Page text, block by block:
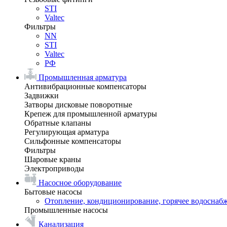
STI
Valtec
Фильтры
NN
STI
Valtec
РФ
Промышленная арматура
Антивибрационные компенсаторы
Задвижки
Затворы дисковые поворотные
Крепеж для промышленной арматуры
Обратные клапаны
Регулирующая арматура
Сильфонные компенсаторы
Фильтры
Шаровые краны
Электроприводы
Насосное оборудование
Бытовые насосы
Отопление, кондиционирование, горячее
Промышленные насосы
Канализация